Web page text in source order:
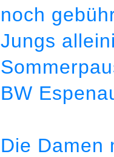
noch
Jungs
BW
Die Damen